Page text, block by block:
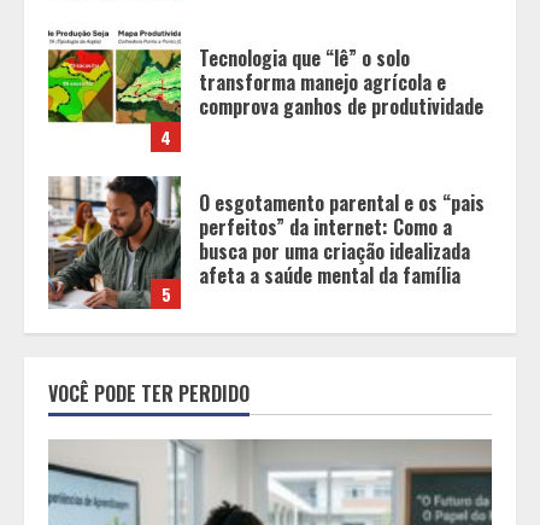
5
O esgotamento parental e os “pais
perfeitos” da internet: Como a
busca por uma criação idealizada
afeta a saúde mental da família
1
Tecnologia muda papel do
professor, que passa de
transmissor de conteúdo a
designer de experiências de
aprendizagem
2
garante 12 vagas para etapas
nacionais em segunda etapa do
JEMG, em Pará de Minas
VOCÊ PODE TER PERDIDO